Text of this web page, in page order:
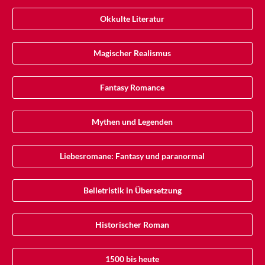
Okkulte Literatur
Magischer Realismus
Fantasy Romance
Mythen und Legenden
Liebesromane: Fantasy und paranormal
Belletristik in Übersetzung
Historischer Roman
1500 bis heute